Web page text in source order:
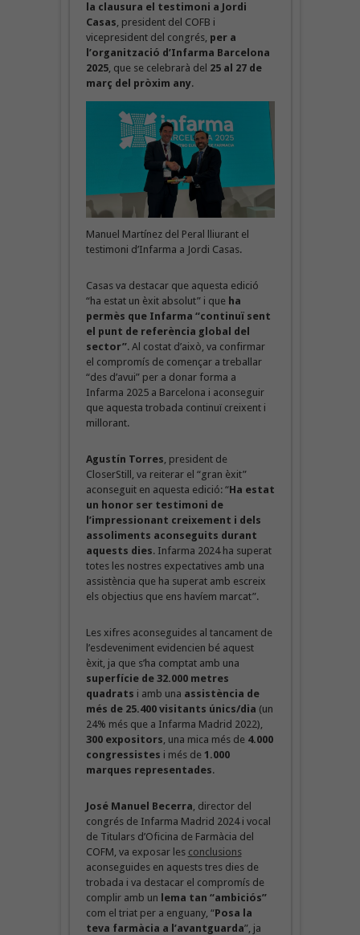
la clausura el testimoni a Jordi
Casas, president del COFB i
vicepresident del congrés, per a
l’organització d’Infarma Barcelona
2025, que se celebrarà del 25 al 27 de
març del pròxim any.
Manuel Martínez del Peral lliurant el
testimoni d’Infarma a Jordi Casas.
Casas va destacar que aquesta edició
“ha estat un èxit absolut” i que ha
permès que Infarma “continuï sent
el punt de referència global del
sector”. Al costat d’això, va confirmar
el compromís de començar a treballar
“des d’avui” per a donar forma a
Infarma 2025 a Barcelona i aconseguir
que aquesta trobada continuï creixent i
millorant.
Agustín Torres, president de
CloserStill, va reiterar el “gran èxit”
aconseguit en aquesta edició: “Ha estat
un honor ser testimoni de
l’impressionant creixement i dels
assoliments aconseguits durant
aquests dies. Infarma 2024 ha superat
totes les nostres expectatives amb una
assistència que ha superat amb escreix
els objectius que ens havíem marcat”.
Les xifres aconseguides al tancament de
l’esdeveniment evidencien bé aquest
èxit, ja que s’ha comptat amb una
superfície de 32.000 metres
quadrats i amb una assistència de
més de 25.400 visitants únics/dia (un
24% més que a Infarma Madrid 2022),
300 expositors, una mica més de 4.000
congressistes i més de 1.000
marques representades.
José Manuel Becerra, director del
congrés de Infarma Madrid 2024 i vocal
de Titulars d’Oficina de Farmàcia del
COFM, va exposar les conclusions
aconseguides en aquests tres dies de
trobada i va destacar el compromís de
complir amb un lema tan “ambiciós”
com el triat per a enguany, “Posa la
teva farmàcia a l’avantguarda”, ja